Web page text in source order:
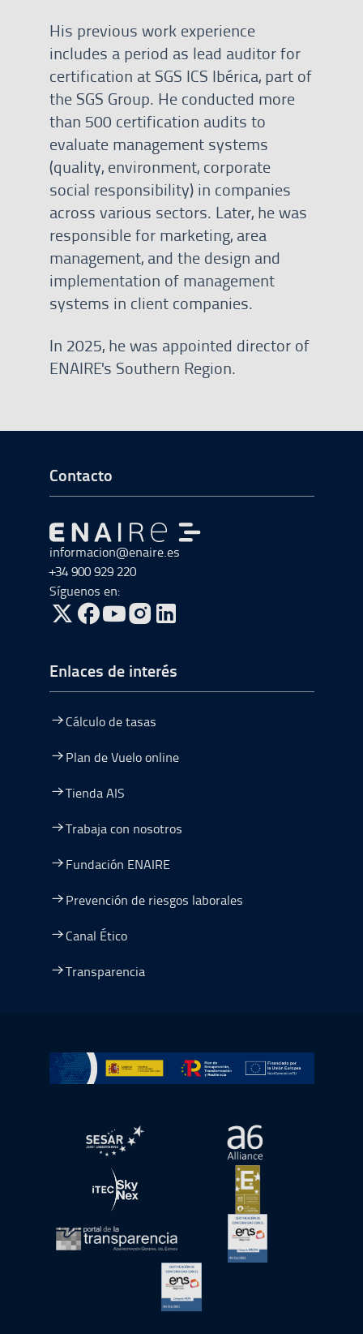
His previous work experience
includes a period as lead auditor for
certification at SGS ICS Ibérica, part of
the SGS Group. He conducted more
than 500 certification audits to
evaluate management systems
(quality, environment, corporate
social responsibility) in companies
across various sectors. Later, he was
responsible for marketing, area
management, and the design and
implementation of management
systems in client companies.
In 2025, he was appointed director of
ENAIRE's Southern Region.
Ir a Inicio del Pie de página
Contacto
Ir a Ir al inicio
informacion@enaire.es
+34 900 929 220
Síguenos en:
ir a Twitter, abre en una nueva ventana
ir a Facebook, abre en una nueva ventana
ir a Youtube, abre en una nueva ventana
ir a Instagram, abre en una nueva
Enlaces de interés
Cálculo de tasas
Plan de Vuelo online
Tienda AIS
Trabaja con nosotros
Fundación ENAIRE
Prevención de riesgos laborales
Canal Ético
Transparencia
Ir a Plan de Recuperación, Transformación y
abre en ventana nueva abre en ventana
abre en ventana nueva abre en ventana
abre en ventana nueva